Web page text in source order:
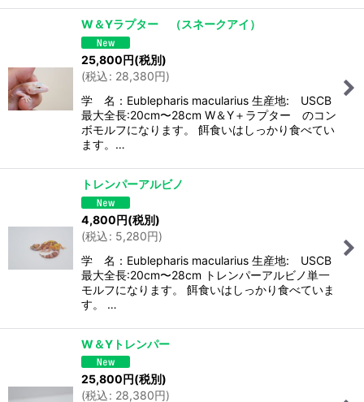
W＆Yラプター （スネークアイ）
25,800円(税別)
(税込: 28,380円)
学 名：Eublepharis macularius 生産地: USCB
最大全長:20cm〜28cm W＆Y＋ラプター のコン
ボモルフになります。 餌食いはしっかり食べてい
ます。…
トレンパーアルビノ
4,800円(税別)
(税込: 5,280円)
学 名：Eublepharis macularius 生産地: USCB
最大全長:20cm〜28cm トレンパーアルビノ単一
モルフになります。 餌食いはしっかり食べていま
す。 …
W＆Yトレンパー
25,800円(税別)
(税込: 28,380円)